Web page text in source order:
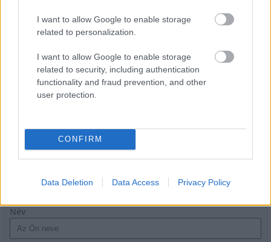
I want to allow Google to enable storage
related to personalization.
I want to allow Google to enable storage
related to security, including authentication
functionality and fraud prevention, and other
user protection.
CONFIRM
Data Deletion Data Access Privacy Policy
Látványos építési szakasz indult be a
Flórián téri felüljárón
Paks II.: Mit jelent az 5. blokk új
mérföldköve a felülvizsgálat
HÍRLEVÉL
Név